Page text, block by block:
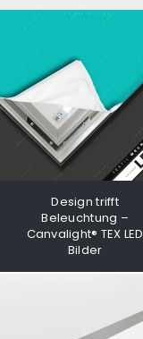
Design trifft
Beleuchtung –
Canvalight® TEX LED
Bilder